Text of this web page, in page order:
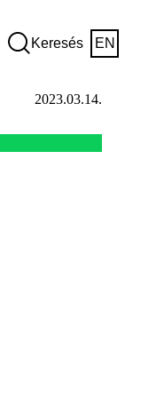
Keresés EN
2023.03.14.